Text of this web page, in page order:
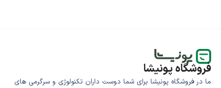
فروشگاه پونیشا
ما در فروشگاه پونیشا برای شما دوست داران تکنولوژی و سرگرمی های